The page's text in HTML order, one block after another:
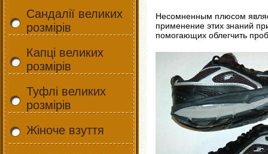
Сандалії великих
розмірів
Капці великих
розмірів
Туфлі великих
розмірів
Жіноче взуття
Несомненным плюсом
применение этих знаний
помогающих облегчить